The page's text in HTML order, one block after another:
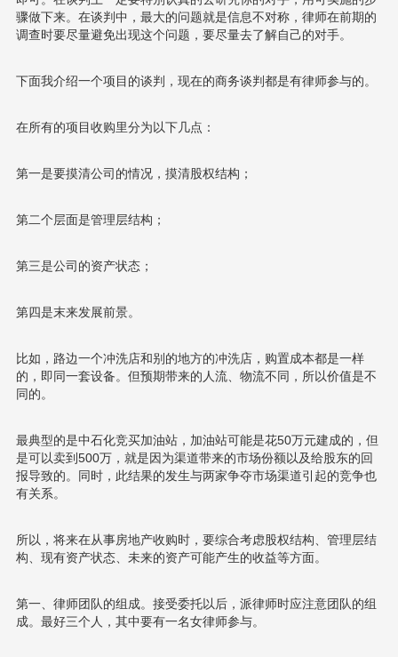
骤做下来。在谈判中，最大的问题就是信息不对称，律师在前期的
调查时要尽量避免出现这个问题，要尽量去了解自己的对手。
下面我介绍一个项目的谈判，现在的商务谈判都是有律师参与的。
在所有的项目收购里分为以下几点：
第一是要摸清公司的情况，摸清股权结构；
第二个层面是管理层结构；
第三是公司的资产状态；
第四是末来发展前景。
比如，路边一个冲洗店和别的地方的冲洗店，购置成本都是一样
的，即同一套设备。但预期带来的人流、物流不同，所以价值是不
同的。
最典型的是中石化竞买加油站，加油站可能是花50万元建成的，但
是可以卖到500万，就是因为渠道带来的市场份额以及给股东的回
报导致的。同时，此结果的发生与两家争夺市场渠道引起的竞争也
有关系。
所以，将来在从事房地产收购时，要综合考虑股权结构、管理层结
构、现有资产状态、未来的资产可能产生的收益等方面。
第一、律师团队的组成。接受委托以后，派律师时应注意团队的组
成。最好三个人，其中要有一名女律师参与。